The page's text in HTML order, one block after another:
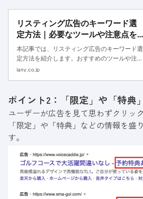
リスティング広告のキーワード選
定方法｜必要なツールや注意点を
紹介
本記事では、リスティング広告のキーワード選
定方法を紹介します。おすすめのツールや注意
点、マッチタイプの選び方などを紹介するの
lany.co.jp
ポイント2：「限定」や「特典
ユーザーが広告を見て思わずクリッ
「限定」や「特典」などの情報を盛
す。